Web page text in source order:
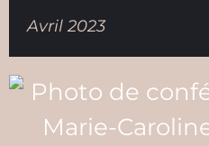
Avril 2023